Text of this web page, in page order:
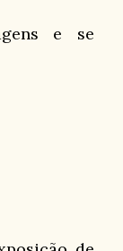
e se